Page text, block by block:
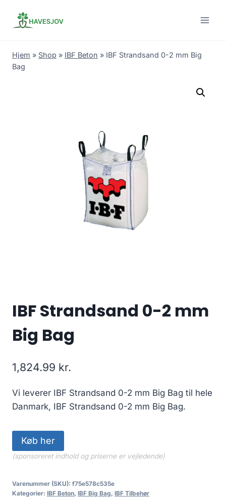
Hjem » Shop » IBF Beton » IBF Strandsand 0-2 mm Big
Bag
IBF Strandsand 0-2 mm
Big Bag
1,824.99 kr.
Vi leverer IBF Strandsand 0-2 mm Big Bag til hele
Danmark, IBF Strandsand 0-2 mm Big Bag.
Køb her
(sponsoreret indhold og priserne er vejledende)
Varenummer (SKU): f75e578c535e
Kategorier: IBF Beton, IBF Big Bag, IBF Tilbehør